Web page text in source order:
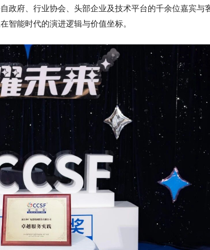
政府、行业协会、头部企业及技术平台的千余位嘉宾与
智能时代的演进逻辑与价值坐标。